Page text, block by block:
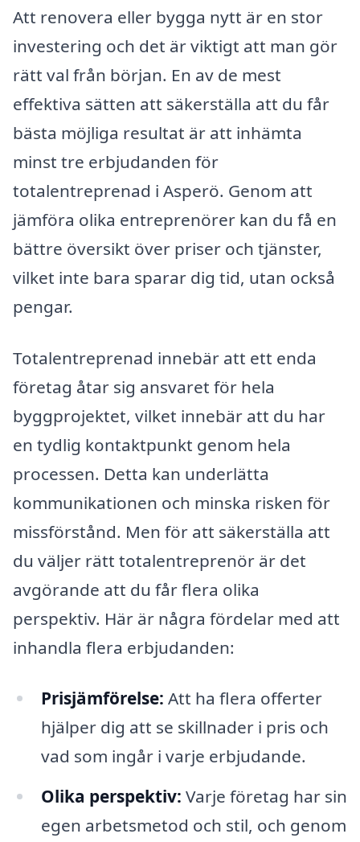
Att renovera eller bygga nytt är en stor
investering och det är viktigt att man gör
rätt val från början. En av de mest
effektiva sätten att säkerställa att du får
bästa möjliga resultat är att inhämta
minst tre erbjudanden för
totalentreprenad i Asperö. Genom att
jämföra olika entreprenörer kan du få en
bättre översikt över priser och tjänster,
vilket inte bara sparar dig tid, utan också
pengar.
Totalentreprenad innebär att ett enda
företag åtar sig ansvaret för hela
byggprojektet, vilket innebär att du har
en tydlig kontaktpunkt genom hela
processen. Detta kan underlätta
kommunikationen och minska risken för
missförstånd. Men för att säkerställa att
du väljer rätt totalentreprenör är det
avgörande att du får flera olika
perspektiv. Här är några fördelar med att
inhandla flera erbjudanden:
Prisjämförelse: Att ha flera offerter
hjälper dig att se skillnader i pris och
vad som ingår i varje erbjudande.
Olika perspektiv: Varje företag har sin
egen arbetsmetod och stil, och genom